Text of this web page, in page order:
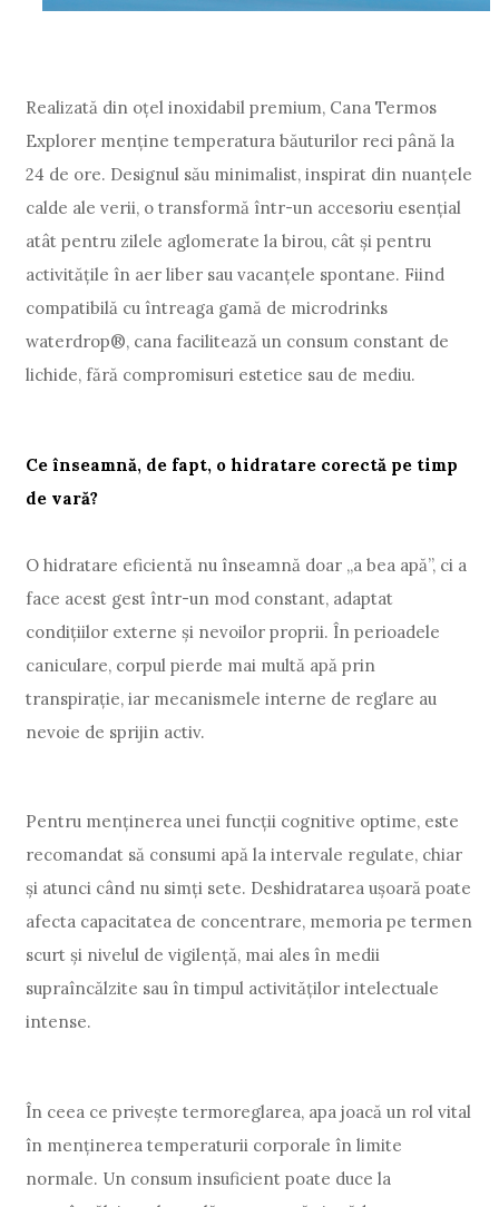
Realizată din oțel inoxidabil premium, Cana Termos
Explorer menține temperatura băuturilor reci până la
24 de ore. Designul său minimalist, inspirat din nuanțele
calde ale verii, o transformă într-un accesoriu esențial
atât pentru zilele aglomerate la birou, cât și pentru
activitățile în aer liber sau vacanțele spontane. Fiind
compatibilă cu întreaga gamă de microdrinks
waterdrop®, cana facilitează un consum constant de
lichide, fără compromisuri estetice sau de mediu.
Ce înseamnă, de fapt, o hidratare corectă pe timp
de vară?
O hidratare eficientă nu înseamnă doar „a bea apă”, ci a
face acest gest într-un mod constant, adaptat
condițiilor externe și nevoilor proprii. În perioadele
caniculare, corpul pierde mai multă apă prin
transpirație, iar mecanismele interne de reglare au
nevoie de sprijin activ.
Pentru menținerea unei funcții cognitive optime, este
recomandat să consumi apă la intervale regulate, chiar
și atunci când nu simți sete. Deshidratarea ușoară poate
afecta capacitatea de concentrare, memoria pe termen
scurt și nivelul de vigilență, mai ales în medii
supraîncălzite sau în timpul activităților intelectuale
intense.
În ceea ce privește termoreglarea, apa joacă un rol vital
în menținerea temperaturii corporale în limite
normale. Un consum insuficient poate duce la